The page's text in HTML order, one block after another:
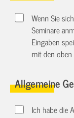
Wenn Sie
Seminare
Eingaben
mit den
Allgemeine
Ich habe die